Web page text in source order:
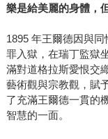
樂是給美麗的身體，
1895 年王爾德因與
罪入獄，在瑞丁監獄
滿對道格拉斯愛恨交
藝術觀與宗教觀，賦
了充滿王爾德一貫的
智慧的一面。